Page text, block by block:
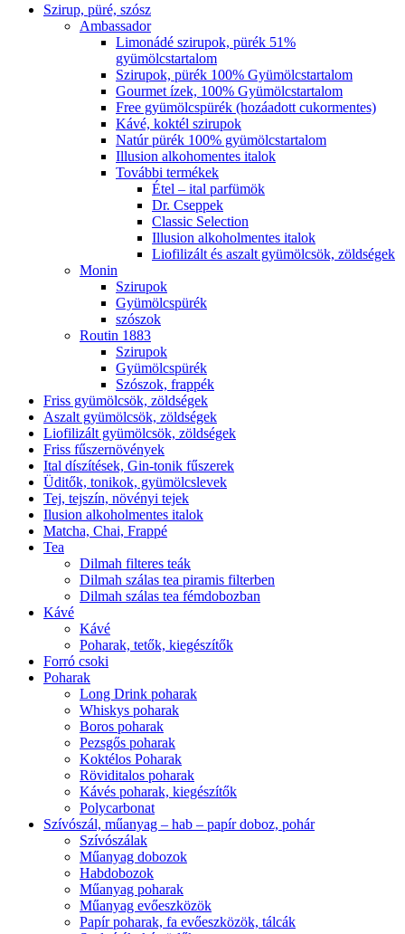
Szirup, püré, szósz
Ambassador
Limonádé szirupok, pürék 51%
gyümölcstartalom
Szirupok, pürék 100% Gyümölcstartalom
Gourmet ízek, 100% Gyümölcstartalom
Free gyümölcspürék (hozáadott cukormentes)
Kávé, koktél szirupok
Natúr pürék 100% gyümölcstartalom
Illusion alkohomentes italok
További termékek
Étel – ital parfümök
Dr. Cseppek
Classic Selection
Illusion alkoholmentes italok
Liofilizált és aszalt gyümölcsök, zöldségek
Monin
Szirupok
Gyümölcspürék
szószok
Routin 1883
Szirupok
Gyümölcspürék
Szószok, frappék
Friss gyümölcsök, zöldségek
Aszalt gyümölcsök, zöldségek
Liofilizált gyümölcsök, zöldségek
Friss fűszernövények
Ital díszítések, Gin-tonik fűszerek
Üditők, tonikok, gyümölcslevek
Tej, tejszín, növényi tejek
Ilusion alkoholmentes italok
Matcha, Chai, Frappé
Tea
Dilmah filteres teák
Dilmah szálas tea piramis filterben
Dilmah szálas tea fémdobozban
Kávé
Kávé
Poharak, tetők, kiegészítők
Forró csoki
Poharak
Long Drink poharak
Whiskys poharak
Boros poharak
Pezsgős poharak
Koktélos Poharak
Röviditalos poharak
Kávés poharak, kiegészítők
Polycarbonat
Szívószál, műanyag – hab – papír doboz, pohár
Szívószálak
Műanyag dobozok
Habdobozok
Műanyag poharak
Műanyag evőeszközök
Papír poharak, fa evőeszközök, tálcák